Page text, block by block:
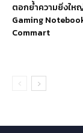
ตอกย้ำความยิ่งให
Gaming
Commart